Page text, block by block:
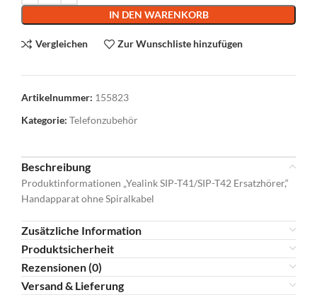
IN DEN WARENKORB
Vergleichen Zur Wunschliste hinzufügen
Artikelnummer: 155823
Kategorie: Telefonzubehör
Beschreibung
Produktinformationen „Yealink SIP-T41/SIP-T42 Ersatzhörer,“
Handapparat ohne Spiralkabel
Zusätzliche Information
Produktsicherheit
Rezensionen (0)
Versand & Lieferung